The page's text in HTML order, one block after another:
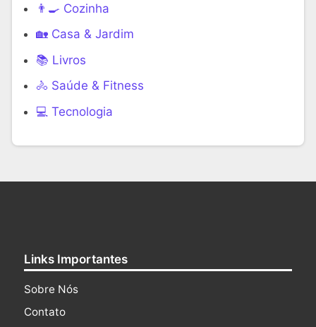
👨‍🍳 Cozinha
🏡 Casa & Jardim
📚 Livros
🚴 Saúde & Fitness
‍💻 Tecnologia
Links Importantes
Sobre Nós
Contato